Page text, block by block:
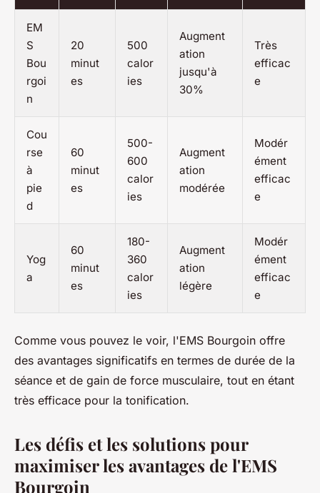
EM
S
Bou
rgoi
n
20
minut
es
500
calor
ies
Augment
ation
jusqu'à
30%
Très
efficac
e
Cou
rse
à
pie
d
60
minut
es
500-
600
calor
ies
Augment
ation
modérée
Modér
ément
efficac
e
Yog
a
60
minut
es
180-
360
calor
ies
Augment
ation
légère
Modér
ément
efficac
e
Comme vous pouvez le voir, l'EMS Bourgoin offre
des avantages significatifs en termes de durée de la
séance et de gain de force musculaire, tout en étant
très efficace pour la tonification.
Les défis et les solutions pour
maximiser les avantages de l'EMS
Bourgoin